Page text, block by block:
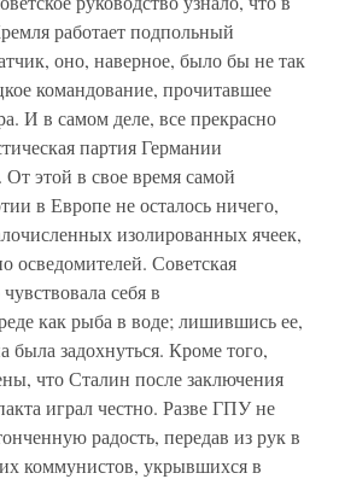
работает подпольный
оно, наверное, было бы не так
командование, прочитавшее
И в самом деле, все прекрасно
партия Германии
От этой в свое время самой
в Европе не осталось ничего,
изолированных ячеек,
осведомителей. Советская
себя в
как рыба в воде; лишившись ее,
была задохнуться. Кроме того,
что Сталин после заключения
играл честно. Разве ГПУ не
радость, передав из рук в
коммунистов, укрывшихся в